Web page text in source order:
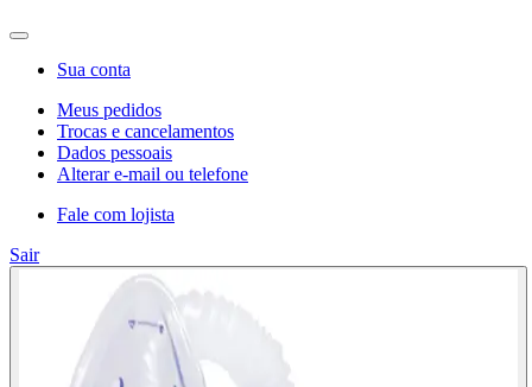
Sua conta
Meus pedidos
Trocas e cancelamentos
Dados pessoais
Alterar e-mail ou telefone
Fale com lojista
Sair